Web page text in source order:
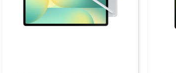
Seveda. Večina tablic podpira aplikacije kot so Microsoft
modele z več RAM-a in močnejšim procesorjem.
3. Ali so tablice primerne za otroke?